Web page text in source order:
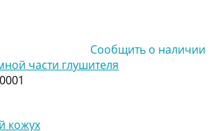
Сообщить о наличии
части глушителя